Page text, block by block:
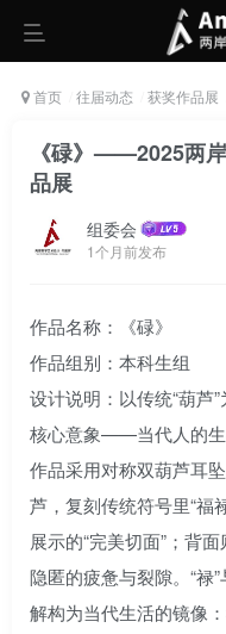
首页 往届动态 获奖作品展
《碌》——2025两
品展
组委会
1个月前发布
作品名称：《碌》
作品组别：本科生组
设计说明：以传统“葫芦
核心意象——当代人的生
作品采用对称双葫芦耳
芦，复刻传统符号里“福
展示的“完美切面”；背
隐匿的疲惫与裂隙。“禄
解构为当代生活的镜像